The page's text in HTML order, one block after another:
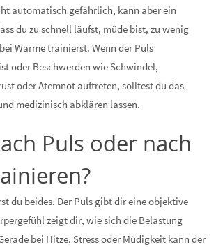
automatisch gefährlich, kann aber ein
du zu schnell läufst, müde bist, zu wenig
Wärme trainierst. Wenn der Puls
oder Beschwerden wie Schwindel,
oder Atemnot auftreten, solltest du das
medizinisch abklären lassen.
Puls oder nach
du beides. Der Puls gibt dir eine objektive
zeigt dir, wie sich die Belastung
bei Hitze, Stress oder Müdigkeit kann der